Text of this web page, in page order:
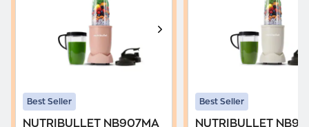
Best Seller
NUTRIBULLET NB907MA
Best Seller
NUTRIBULLET